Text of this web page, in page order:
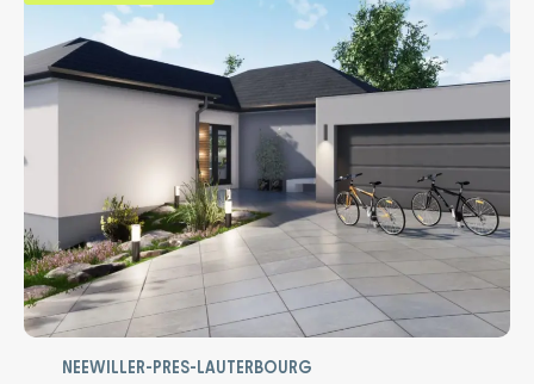
NEEWILLER-PRES-LAUTERBOURG